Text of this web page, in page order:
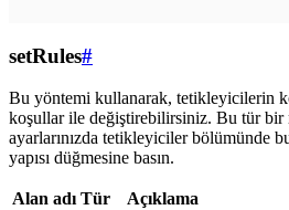
setRules#
Bu yöntemi kullanarak, tetikleyicilerin
koşullar ile değiştirebilirsiniz. Bu tür bir
ayarlarınızda tetikleyiciler bölümünde
yapısı düğmesine basın.
Alan adı Tür
Açıklama